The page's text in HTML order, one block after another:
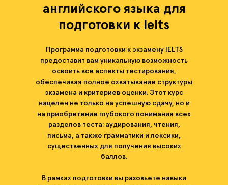
английского языка для
подготовки к Ielts
Программа подготовки к экзамену IELTS
предоставит вам уникальную возможность
освоить все аспекты тестирования,
обеспечивая полное охватывание структуры
экзамена и критериев оценки. Этот курс
нацелен не только на успешную сдачу, но и
на приобретение глубокого понимания всех
разделов теста: аудирования, чтения,
письма, а также грамматики и лексики,
существенных для получения высоких
баллов.
В рамках подготовки вы разовьете навыки